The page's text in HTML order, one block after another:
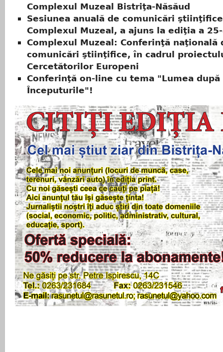
Complexul Muzeal Bistriţa-Năsăud
Sesiunea anuală de comunicări
Complexul Muzeal, a ajuns la ediţia a
Complexul Muzeal: Conferinţă naţională
comunicări ştiinţifice, în cadrul
Cercetătorilor Europeni
Conferinţă on-line cu tema "Lumea
Începuturile"!